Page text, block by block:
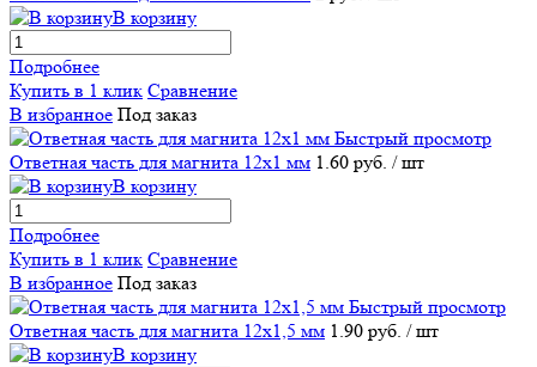
В корзину
Подробнее
Купить в 1 клик Сравнение
В избранное Под заказ
Быстрый просмотр
Ответная часть для магнита 12х1 мм 1.60 руб. / шт
В корзину
Подробнее
Купить в 1 клик Сравнение
В избранное Под заказ
Быстрый просмотр
Ответная часть для магнита 12х1,5 мм 1.90 руб. / шт
В корзину